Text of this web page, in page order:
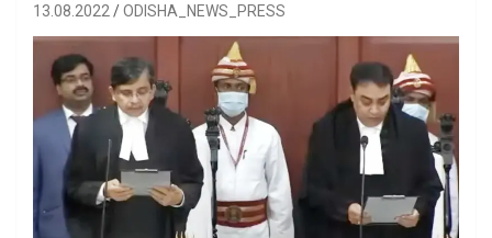
13.08.2022 ODISHA_NEWS_PRESS